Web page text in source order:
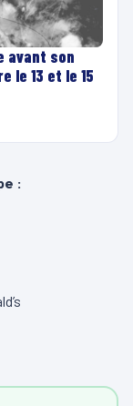
avant son
le 13 et le 15
: